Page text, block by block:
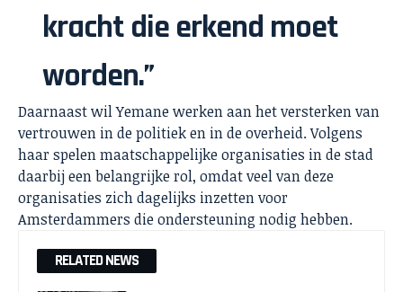
kracht die erkend moet
worden.”
Daarnaast wil Yemane werken aan het versterken van
vertrouwen in de politiek en in de overheid. Volgens
haar spelen maatschappelijke organisaties in de stad
daarbij een belangrijke rol, omdat veel van deze
organisaties zich dagelijks inzetten voor
Amsterdammers die ondersteuning nodig hebben.
RELATED NEWS